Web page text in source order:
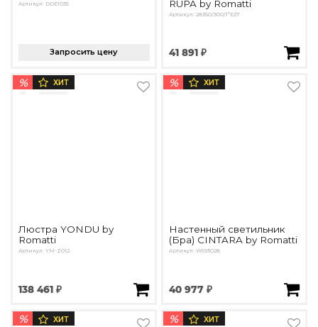
Артикул: DDE1035
Запросить цену
RUPA by Romatti
Артикул: 28350/300/1*E27
41 891 ₽
% ХИТ
Люстра YONDU by
Romatti
Артикул: YM-Z012
138 461 ₽
% ХИТ
Настенный светильник
(Бра) CINTARA by Romatti
Артикул: W693028
40 977 ₽
% ХИТ % ХИТ